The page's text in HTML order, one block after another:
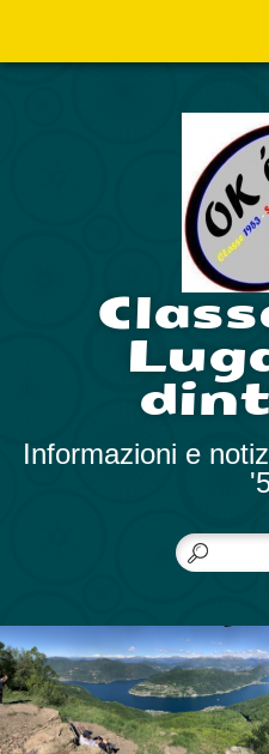
Informazioni e